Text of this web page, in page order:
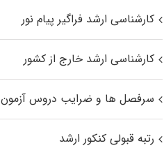
کارشناسی ارشد فراگیر پیام نور
کارشناسی ارشد خارج از کشور
سرفصل ها و ضرایب دروس آزمون
رتبه قبولی کنکور ارشد